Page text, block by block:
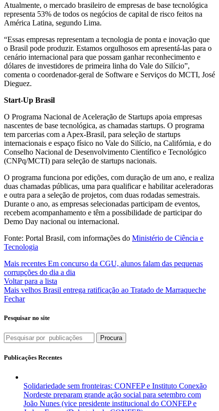
Atualmente, o mercado brasileiro de empresas de base tecnológica
representa 53% de todos os negócios de capital de risco feitos na
América Latina, segundo Lima.
“Essas empresas representam a tecnologia de ponta e inovação que
o Brasil pode produzir. Estamos orgulhosos em apresentá-las para o
cenário internacional para que possam ganhar reconhecimento e
dólares de investidores de primeira linha do Vale do Silício”,
comenta o coordenador-geral de Software e Serviços do MCTI, José
Dieguez.
Start-Up Brasil
O Programa Nacional de Aceleração de Startups apoia empresas
nascentes de base tecnológica, as chamadas startups. O programa
tem parcerias com a Apex-Brasil, para seleção de startups
internacionais e espaço físico no Vale do Silício, na Califórnia, e do
Conselho Nacional de Desenvolvimento Científico e Tecnológico
(CNPq/MCTI) para seleção de startups nacionais.
O programa funciona por edições, com duração de um ano, e realiza
duas chamadas públicas, uma para qualificar e habilitar aceleradoras
e outra para a seleção de projetos, com duas rodadas semestrais.
Durante o ano, as empresas selecionadas participam de eventos,
recebem acompanhamento e têm a possibilidade de participar do
Demo Day nacional ou internacional.
Fonte: Portal Brasil, com informações do Ministério de Ciência e
Tecnologia
Mais recentes Em concurso da CGU, alunos falam das pequenas
corrupções do dia a dia
Voltar para a lista
Mais velhos Brasil entrega ratificação ao Tratado de Marraqueche
Fechar
Pesquisar no site
Procura
Publicações Recentes
Solidariedade sem fronteiras: CONFEP e Instituto Conexão
Nordeste preparam grande ação social para setembro com
João Nunes (vice presidente institucional do CONFEP e